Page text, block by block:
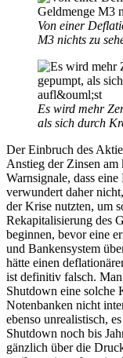
Von einer
M3 nichts zu
Es wird mehr
als sich durch
Der Einbruch des
Anstieg der Zinsen
Warnsignale, dass
verwundert daher
der Krise nutzten, um
Rekapitalisierung des
beginnen, bevor eine
und Bankensystem
hätte einen
ist definitiv falsch. Man
Shutdown eine solche
Notenbanken nicht
ebenso unrealistisch,
Shutdown noch bis
gänzlich über die